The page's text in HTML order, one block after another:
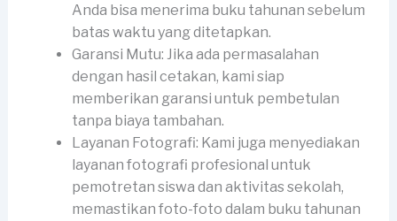
Anda bisa menerima buku tahunan sebelum
batas waktu yang ditetapkan.
Garansi Mutu: Jika ada permasalahan
dengan hasil cetakan, kami siap
memberikan garansi untuk pembetulan
tanpa biaya tambahan.
Layanan Fotografi: Kami juga menyediakan
layanan fotografi profesional untuk
pemotretan siswa dan aktivitas sekolah,
memastikan foto-foto dalam buku tahunan